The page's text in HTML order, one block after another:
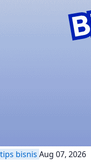
tips bisnis Aug 07, 2026